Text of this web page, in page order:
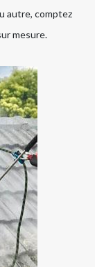
autre, comptez
mesure.